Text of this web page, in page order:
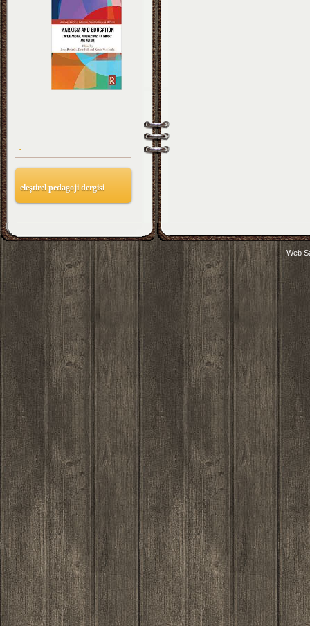
.
eleştirel pedagoji dergisi
Web